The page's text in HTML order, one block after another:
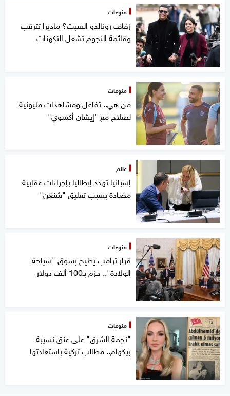
منوعات
زفاف رونالدو السبت؟ ماديرا تترقب
وقائمة النجوم تشعل التكهنات
منوعات
من هي.. تفاعل ومشاهدات مليونية
لصلاح مع "إيشان أكسوي"
عالم
إسبانيا تهدد إيطاليا بإجراءات عقابية
مضادة بسبب تعليق "شنغن"
منوعات
قرار ترامب يطيح بسوق "سياحة
الولادة".. حزم بـ100 ألف دولار
منوعات
"نجمة الشرق" على عنق نسيبة
بيكهام.. مطالب تركية باستعادتها